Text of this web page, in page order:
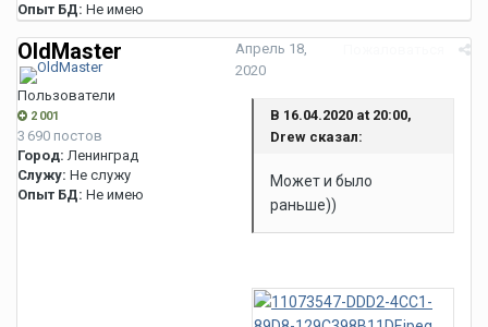
Опыт БД: Не имею
OldMaster
Пользователи
2 001
3 690 постов
Город: Ленинград
Служу: Не служу
Опыт БД: Не имею
Апрель 18,
2020
В 16.04.2020 at 20:00,
Drew сказал:
Может и было
раньше))